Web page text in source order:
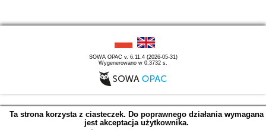
SOWA OPAC v. 6.11.4 (2026-05-31)
Wygenerowano w 0,3732 s.
Ta strona korzysta z ciasteczek. Do poprawnego działania wymagana
jest akceptacja użytkownika.